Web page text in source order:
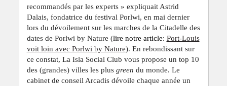
recommandés par les experts » expliquait Astrid
Dalais, fondatrice du festival Porlwi, en mai dernier
lors du dévoilement sur les marches de la Citadelle des
dates de Porlwi by Nature (lire notre article: Port-Louis
voit loin avec Porlwi by Nature). En rebondissant sur
ce constat, La Isla Social Club vous propose un top 10
des (grandes) villes les plus green du monde. Le
cabinet de conseil Arcadis dévoile chaque année un